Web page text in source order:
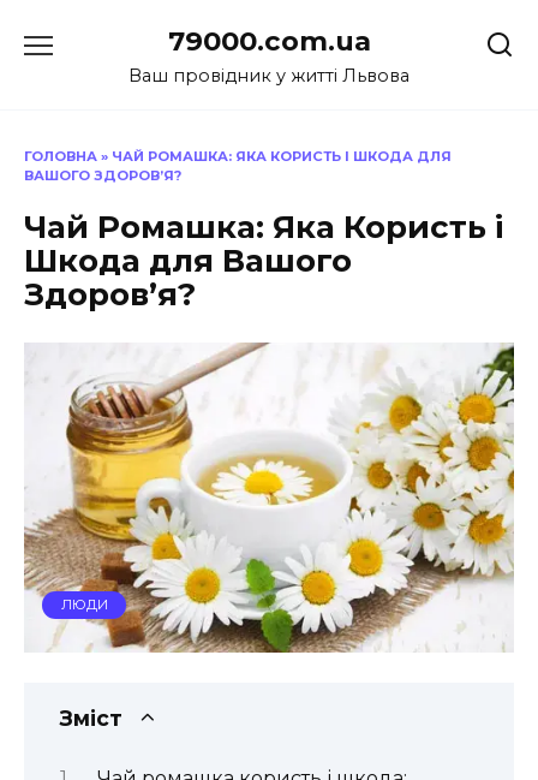
до
79000.com.ua
Ваш провідник у житті Львова
ГОЛОВНА » ЧАЙ РОМАШКА: ЯКА КОРИСТЬ І ШКОДА ДЛЯ
ВАШОГО ЗДОРОВ’Я?
Чай Ромашка: Яка Користь і
Шкода для Вашого
Здоров’я?
ЛЮДИ
Зміст